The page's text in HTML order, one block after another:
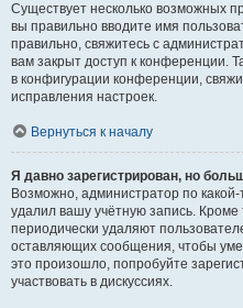
Существует несколько возможных
вы правильно вводите имя
правильно, свяжитесь с
вам закрыт доступ к конференции.
в конфигурации конференции,
исправления настроек.
Вернуться к началу
Я давно зарегистрирован, но
Возможно, администратор по
удалил вашу учётную запись. Кроме
периодически удаляют
оставляющих сообщения, чтобы
это произошло, попробуйте
участвовать в дискуссиях.